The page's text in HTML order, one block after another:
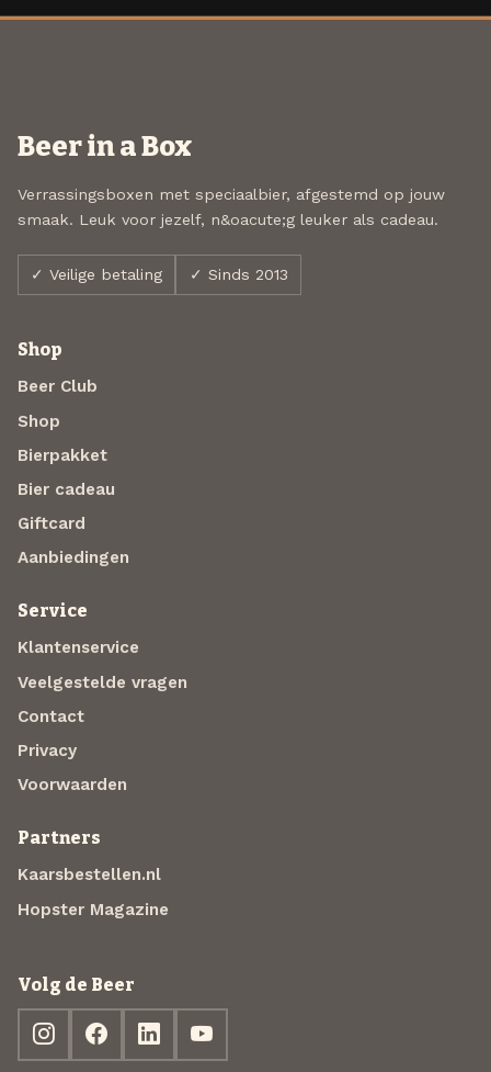
Beer in a Box
Verrassingsboxen met speciaalbier, afgestemd op jouw
smaak. Leuk voor jezelf, n&oacute;g leuker als cadeau.
✓ Veilige betaling ✓ Sinds 2013
Shop
Beer Club
Shop
Bierpakket
Bier cadeau
Giftcard
Aanbiedingen
Service
Klantenservice
Veelgestelde vragen
Contact
Privacy
Voorwaarden
Partners
Kaarsbestellen.nl
Hopster Magazine
Volg de Beer